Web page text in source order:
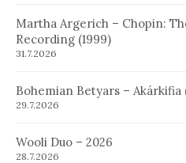
Martha Argerich – Chopin:
Recording (1999)
31.7.2026
Bohemian Betyars – Akárkifia
29.7.2026
Wooli Duo – 2026
28.7.2026